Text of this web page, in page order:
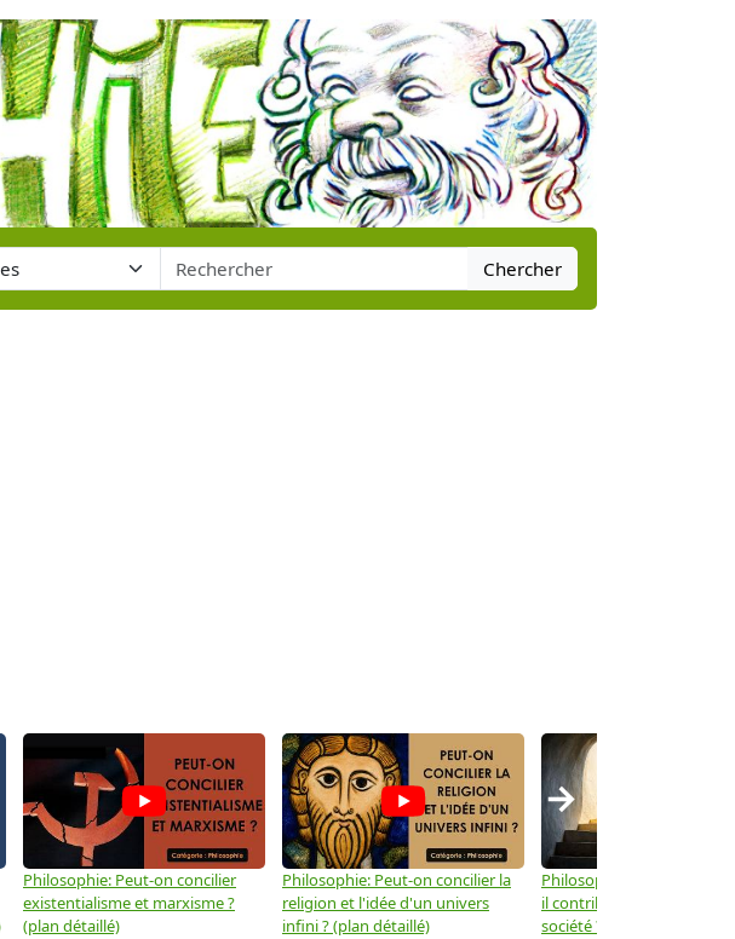
Chercher
Philosophie: Peut-on concilier
existentialisme et marxisme ?
(plan détaillé)
Philosophie: Peut-on concilier la
religion et l'idée d'un univers
infini ? (plan détaillé)
Philosophie: Le
il contribuer au progrès de
société ? (plan détaillé)
→